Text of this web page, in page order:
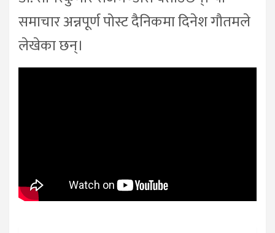
समाचार अन्नपूर्ण पोस्ट दैनिकमा दिनेश गौतमले
लेखेका छन्।